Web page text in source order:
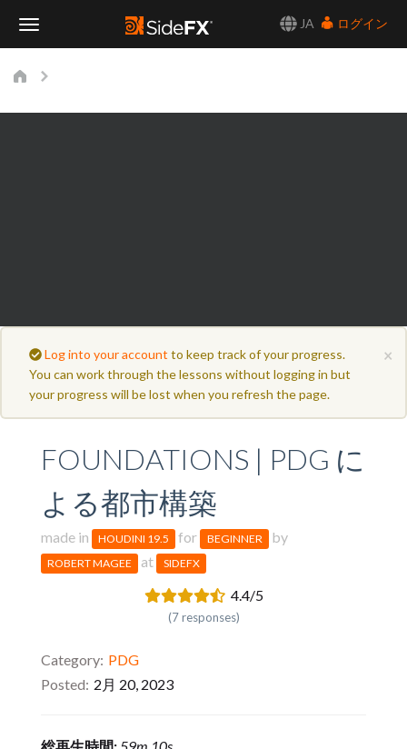
JA
ログイン
×
Log into your account to keep track of your progress.
You can work through the lessons without logging in but
your progress will be lost when you refresh the page.
FOUNDATIONS | PDG に
よる都市構築
made in HOUDINI 19.5 for BEGINNER by
ROBERT MAGEE at SIDEFX
4.4/5
(7 responses)
Category PDG
Posted 2月 20, 2023
総再生時間: 59m 10s